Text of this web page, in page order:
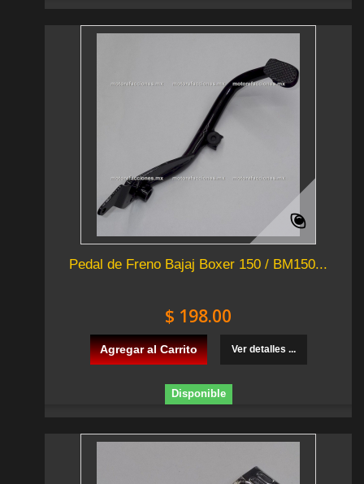
Pedal de Freno Bajaj Boxer 150 / BM150...
$ 198.00
Agregar al Carrito Ver detalles ...
Disponible